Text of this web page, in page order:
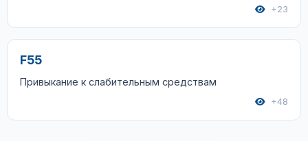
+23
F55
Привыкание к слабительным средствам
+48